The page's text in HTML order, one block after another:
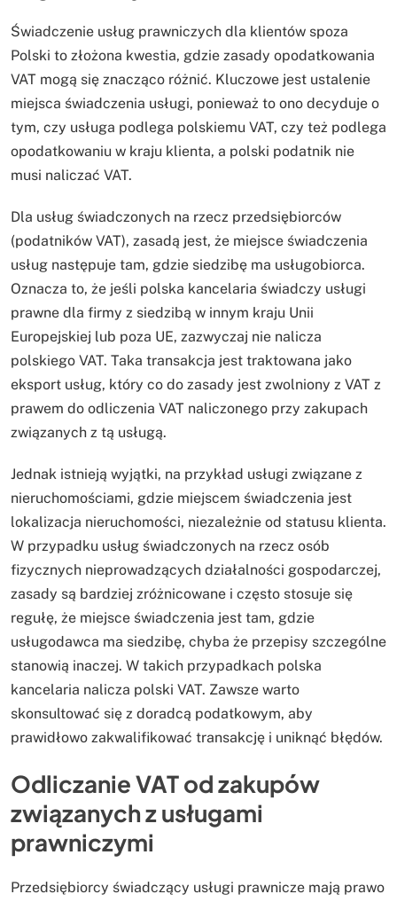
Świadczenie usług prawniczych dla klientów spoza
Polski to złożona kwestia, gdzie zasady opodatkowania
VAT mogą się znacząco różnić. Kluczowe jest ustalenie
miejsca świadczenia usługi, ponieważ to ono decyduje o
tym, czy usługa podlega polskiemu VAT, czy też podlega
opodatkowaniu w kraju klienta, a polski podatnik nie
musi naliczać VAT.
Dla usług świadczonych na rzecz przedsiębiorców
(podatników VAT), zasadą jest, że miejsce świadczenia
usług następuje tam, gdzie siedzibę ma usługobiorca.
Oznacza to, że jeśli polska kancelaria świadczy usługi
prawne dla firmy z siedzibą w innym kraju Unii
Europejskiej lub poza UE, zazwyczaj nie nalicza
polskiego VAT. Taka transakcja jest traktowana jako
eksport usług, który co do zasady jest zwolniony z VAT z
prawem do odliczenia VAT naliczonego przy zakupach
związanych z tą usługą.
Jednak istnieją wyjątki, na przykład usługi związane z
nieruchomościami, gdzie miejscem świadczenia jest
lokalizacja nieruchomości, niezależnie od statusu klienta.
W przypadku usług świadczonych na rzecz osób
fizycznych nieprowadzących działalności gospodarczej,
zasady są bardziej zróżnicowane i często stosuje się
regułę, że miejsce świadczenia jest tam, gdzie
usługodawca ma siedzibę, chyba że przepisy szczególne
stanowią inaczej. W takich przypadkach polska
kancelaria nalicza polski VAT. Zawsze warto
skonsultować się z doradcą podatkowym, aby
prawidłowo zakwalifikować transakcję i uniknąć błędów.
Odliczanie VAT od zakupów
związanych z usługami
prawniczymi
Przedsiębiorcy świadczący usługi prawnicze mają prawo